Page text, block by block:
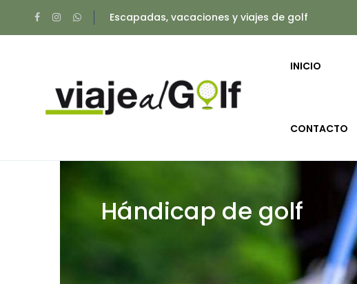
Escapadas, vacaciones y viajes de golf
INICIO
CONTACTO
Hándicap de golf